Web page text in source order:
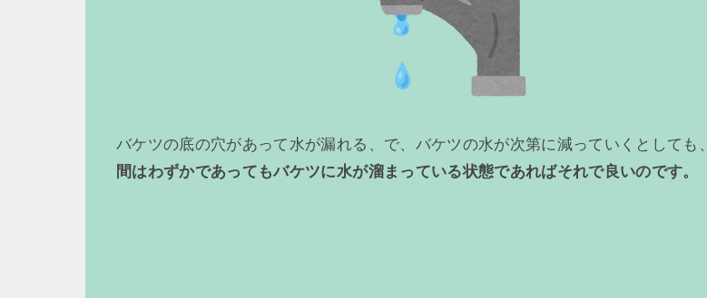
バケツの底の穴があって水が漏れる、で、バケツの水が次第に減っていくとしても、
間はわずかであってもバケツに水が溜まっている状態であればそれで良いのです。